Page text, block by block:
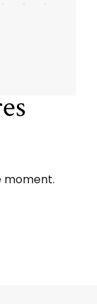
moment.